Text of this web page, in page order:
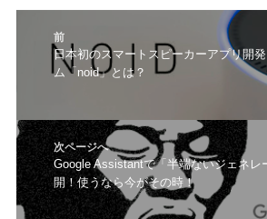
シ
ョ
ン
前
前
の
日本初のスマートスピーカーアプリ開
ム「noid」とは？
次ページへ
次
の
投
Google Assistantで「半端ないジェネレ
開！使うなら今がその時！